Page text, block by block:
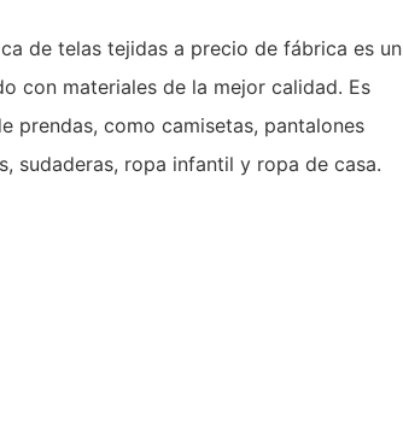
de telas tejidas a precio de fábrica es un
con materiales de la mejor calidad. Es
prendas, como camisetas, pantalones
sudaderas, ropa infantil y ropa de casa.